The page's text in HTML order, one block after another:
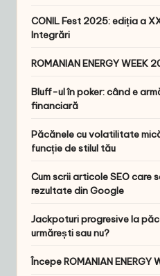
CONIL Fest 2025: ediția a
Integrări
ROMANIAN ENERGY WEEK
Bluff-ul în poker: când e
financiară
Păcănele cu volatilitate
funcție de stilul tău
Cum scrii articole SEO care
rezultate din Google
Jackpoturi progresive la
urmărești sau nu?
Începe ROMANIAN ENERGY